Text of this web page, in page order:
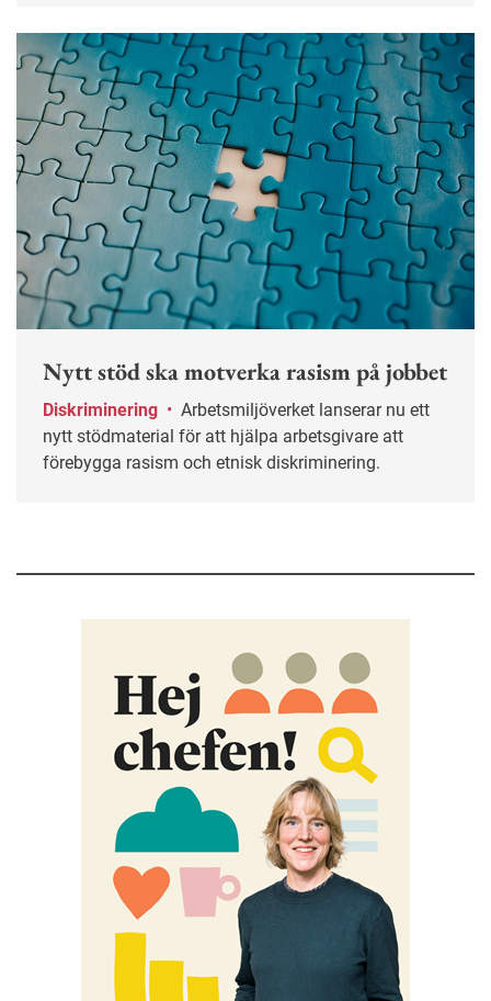
Nytt stöd ska motverka rasism på jobbet
Diskriminering •
nytt stödmaterial för att hjälpa arbetsgivare att
förebygga rasism och etnisk diskriminering.